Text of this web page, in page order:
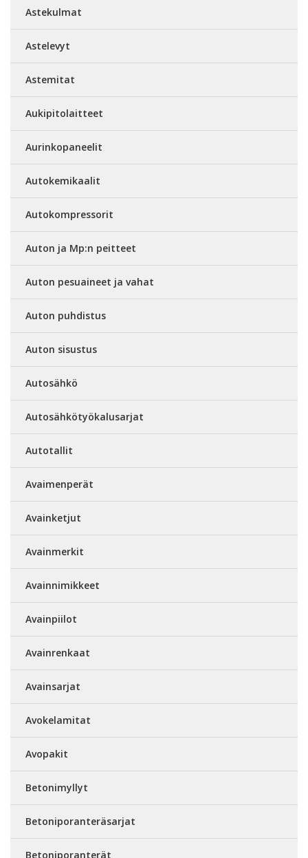
Astekulmat
Astelevyt
Astemitat
Aukipitolaitteet
Aurinkopaneelit
Autokemikaalit
Autokompressorit
Auton ja Mp:n peitteet
Auton pesuaineet ja vahat
Auton puhdistus
Auton sisustus
Autosähkö
Autosähkötyökalusarjat
Autotallit
Avaimenperät
Avainketjut
Avainmerkit
Avainnimikkeet
Avainpiilot
Avainrenkaat
Avainsarjat
Avokelamitat
Avopakit
Betonimyllyt
Betoniporanteräsarjat
Betoniporanterät